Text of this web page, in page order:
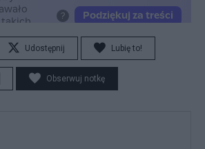
Udostępnij Lubię to!
Obserwuj notkę